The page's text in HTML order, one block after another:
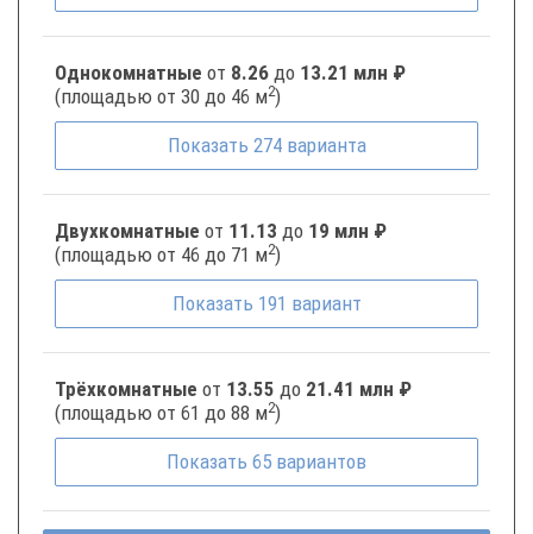
Однокомнатные от 8.26 до 13.21 млн ₽
(площадью от 30 до 46 м2)
Показать 274 варианта
Двухкомнатные от 11.13 до 19 млн ₽
(площадью от 46 до 71 м2)
Показать 191 вариант
Трёхкомнатные от 13.55 до 21.41 млн ₽
(площадью от 61 до 88 м2)
Показать 65 вариантов